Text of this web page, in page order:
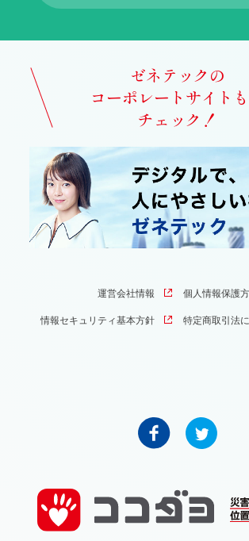
ゼネテックの
コーポレートサイトも
チェック！
運営会社情報 個人情報保護
情報セキュリティ基本方針 特定商取引法